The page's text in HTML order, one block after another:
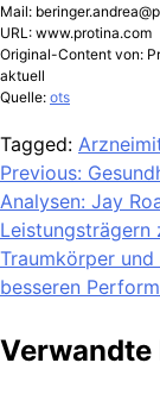
Mail:
URL: www.protina.com
Original-Content von:
aktuell
Quelle: ots
Tagged:
Previous:
Analysen: Jay
Leistungsträgern
Traumkörper und
besseren
Verwandte